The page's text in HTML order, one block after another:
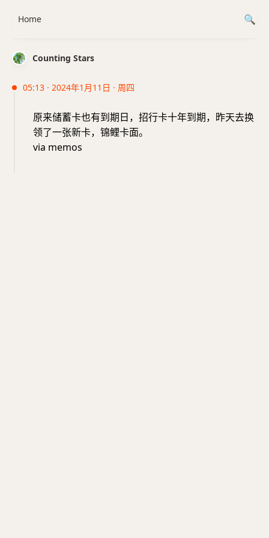
Counting Stars
05:13 · 2024年1月11日 · 周四
原来储蓄卡也有到期日，招行卡十年到期，昨天去换
领了一张新卡，锦鲤卡面。
via memos
Home